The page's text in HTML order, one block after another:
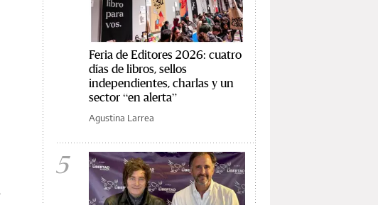
Feria de Editores 2026: cuatro
días de libros, sellos
independientes, charlas y un
sector “en alerta”
Agustina Larrea
5